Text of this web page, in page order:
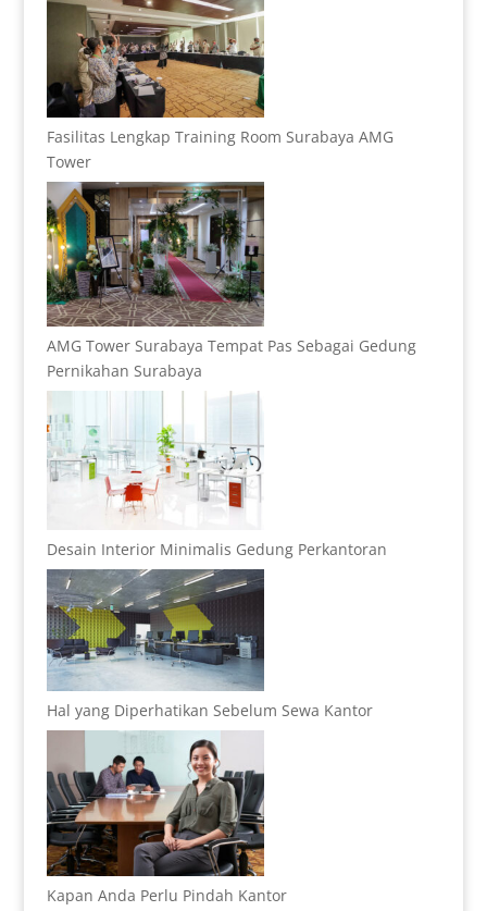
Fasilitas Lengkap Training Room Surabaya AMG
Tower
AMG Tower Surabaya Tempat Pas Sebagai Gedung
Pernikahan Surabaya
Desain Interior Minimalis Gedung Perkantoran
Hal yang Diperhatikan Sebelum Sewa Kantor
Kapan Anda Perlu Pindah Kantor